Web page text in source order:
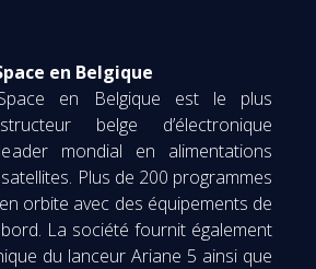
en Belgique
en Belgique est le plus
belge d’électronique
mondial en alimentations
Plus de 200 programmes
orbite avec des équipements de
La société fournit également
du lanceur Ariane 5 ainsi que